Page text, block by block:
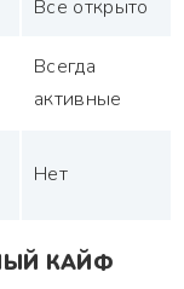
Все открыто
Всегда
активные
Нет
КАЙФ